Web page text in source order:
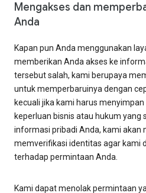
Mengakses dan
Anda
Kapan pun Anda menggunakan
memberikan Anda akses ke
tersebut salah, kami berupaya
untuk memperbaruinya dengan
kecuali jika kami harus
keperluan bisnis atau hukum yang
informasi pribadi Anda, kami akan
memverifikasi identitas agar kami
terhadap permintaan Anda.
Kami dapat menolak permintaan